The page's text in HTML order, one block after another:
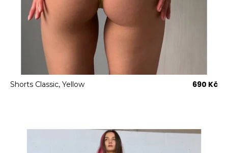
Shorts Classic, Yellow 690 Kč